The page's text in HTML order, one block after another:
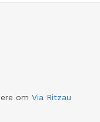
om Via Ritzau